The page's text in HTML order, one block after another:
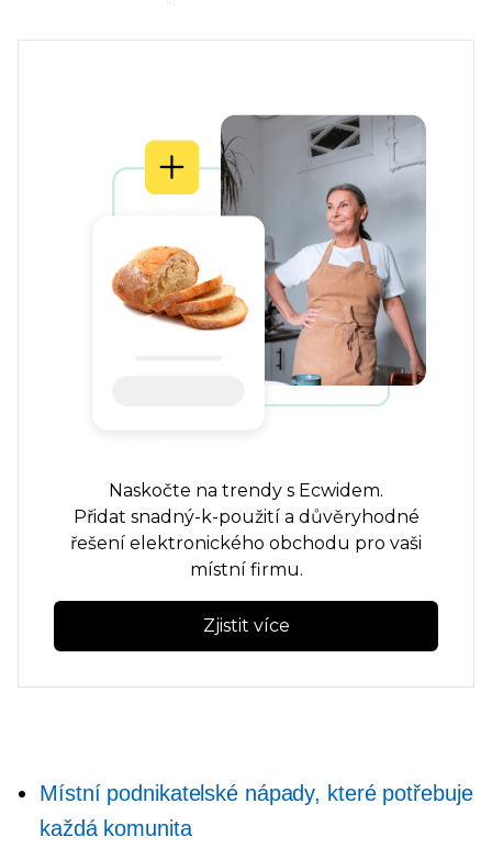
Naskočte na trendy s Ecwidem.
Přidat snadný-k-použití a důvěryhodné
řešení elektronického obchodu pro vaši
místní firmu.
Zjistit více
Místní podnikatelské nápady, které potřebuje
každá komunita